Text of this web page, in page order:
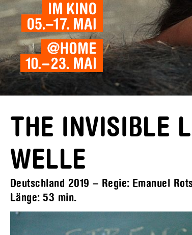
THE INVISIBLE
WELLE
Deutschland 2019 – Regie: Emanuel
Länge:53 min.